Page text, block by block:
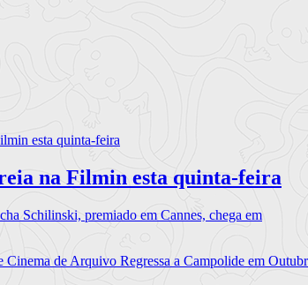
na Filmin esta quinta-feira
Schilinski, premiado em Cannes, chega em